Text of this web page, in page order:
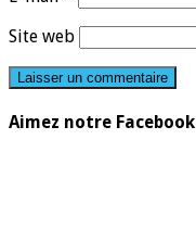
Site web
Aimez notre Facebook